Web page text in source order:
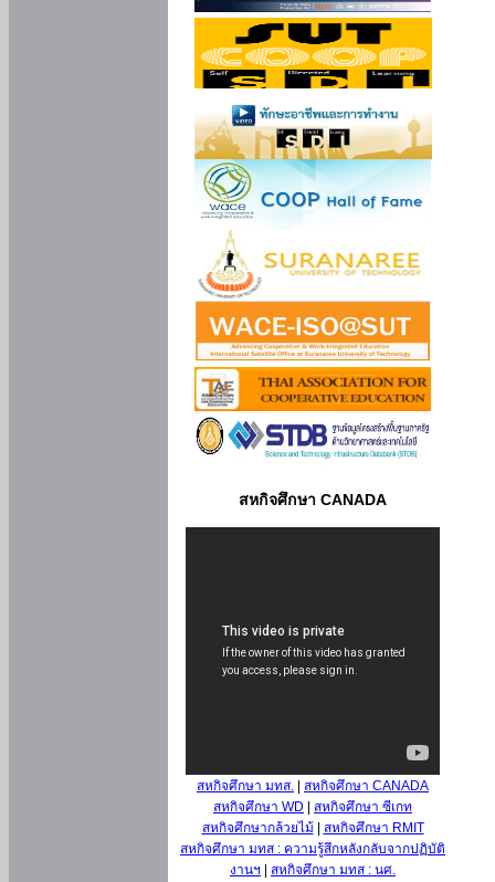
สหกิจศึกษา CANADA
สหกิจศึกษา มทส.
สหกิจศึกษา CANADA
สหกิจศึกษา WD
สหกิจศึกษา ซีเกท
สหกิจศึกษากล้วยไม้
สหกิจศึกษา RMIT
สหกิจศึกษา มทส : ความรู้สึกหลังกลับจากปฏิบัติ
งานฯ
สหกิจศึกษา มทส : นศ.